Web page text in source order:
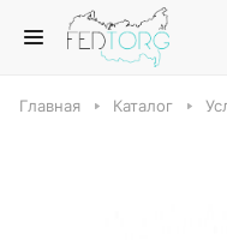
Главная Каталог